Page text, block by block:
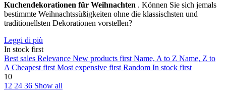
Kuchendekorationen für Weihnachten . Können Sie sich jemals
bestimmte Weihnachtssüßigkeiten ohne die klassischsten und
traditionellsten Dekorationen vorstellen?
Leggi di più
In stock first
Best sales Relevance New products firstName, A to Z Name, Z to
ACheapest firstMost expensive firstRandom In stock first
10
12 24 36 Show all